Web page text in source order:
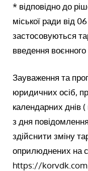
* відповідно до
міської ради від
застосовуються
введення
Зауваження та
юридичних осіб,
календарних днів
з дня
здійснити зміну
оприлюднених на
https://